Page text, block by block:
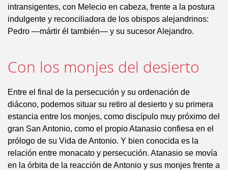
intransigentes, con Melecio en cabeza, frente a la postura
indulgente y reconciliadora de los obispos alejandrinos:
Pedro —mártir él también— y su sucesor Alejandro.
Con los monjes del desierto
Entre el final de la persecución y su ordenación de
diácono, podemos situar su retiro al desierto y su primera
estancia entre los monjes, como discípulo muy próximo del
gran San Antonio, como el propio Atanasio confiesa en el
prólogo de su Vida de Antonio. Y bien conocida es la
relación entre monacato y persecución. Atanasio se movía
en la órbita de la reacción de Antonio y sus monjes frente a